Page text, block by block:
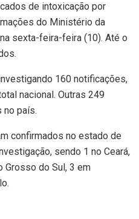
de intoxicação por
do Ministério da
sexta-feira-feira (10). Até o
160 notificações,
nacional. Outras 249
no país.
confirmados no estado de
sendo 1 no Ceará,
Grosso do Sul, 3 em